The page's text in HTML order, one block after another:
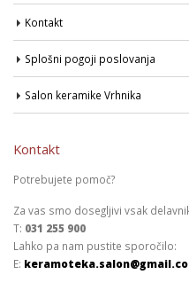
Kontakt
Splošni pogoji poslovanja
Salon keramike Vrhnika
Kontakt
Potrebujete pomoč?
Za vas smo dosegljivi vsak
T: 031 255 900
Lahko pa nam pustite sporočilo:
E: